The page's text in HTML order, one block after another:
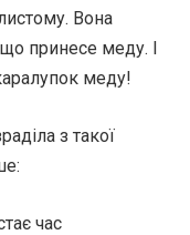
Вона
принесе меду. І
меду!
з такої
час